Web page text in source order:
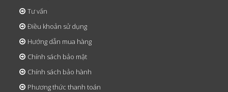
Tư vấn
Điều khoản sử dụng
Hướng dẫn mua hàng
Chính sách bảo mật
Chính sách bảo hành
Phương thức thanh toán